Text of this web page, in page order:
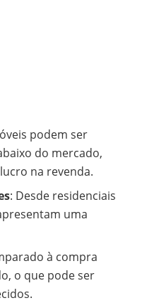
podem ser
do mercado,
na revenda.
: Desde residenciais
uma
à compra
o que pode ser